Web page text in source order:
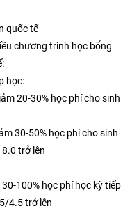
quốc tế
chương trình học bổng
học:
20-30% học phí cho sinh
30-50% học phí cho sinh
trở lên
100% học phí học kỳ tiếp
4.5 trở lên